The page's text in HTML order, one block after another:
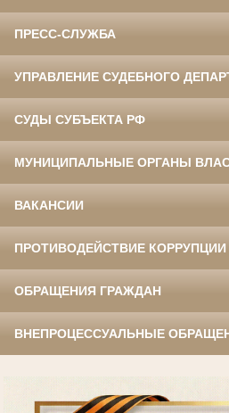
ПРЕСС-СЛУЖБА
УПРАВЛЕНИЕ СУДЕБНОГО
СУДЫ СУБЪЕКТА РФ
МУНИЦИПАЛЬНЫЕ ОРГАНЫ
ВАКАНСИИ
ПРОТИВОДЕЙСТВИЕ КОРРУПЦИИ
ОБРАЩЕНИЯ ГРАЖДАН
ВНЕПРОЦЕССУАЛЬНЫЕ